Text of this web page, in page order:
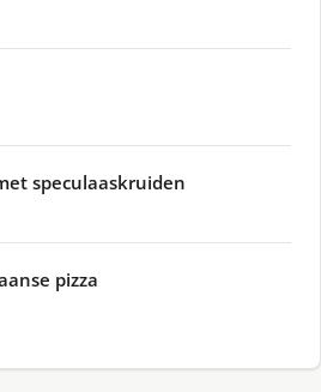
speculaaskruiden
pizza